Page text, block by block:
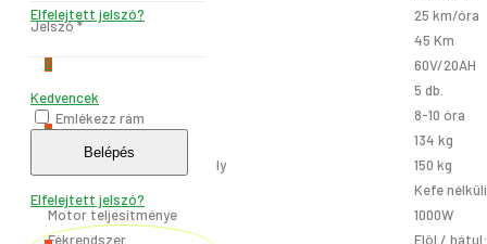
Elfelejtett jelszó?
0
Kedvencek
0
Jelszó*
Emlékezz rám
Belépés
Elfelejtett jelszó?
Maximális sebesség
25 km/óra
45 Km
Akkumulátor tipusa
60V/20AH
Akkumulátor mennyisége
5 db.
Akkumulátorok töltése
8-10 óra
134 kg
Maximális megengedett súly
150 kg
Kefe
Motor teljesítménye
1000W
Fékrendszer
Elöl /